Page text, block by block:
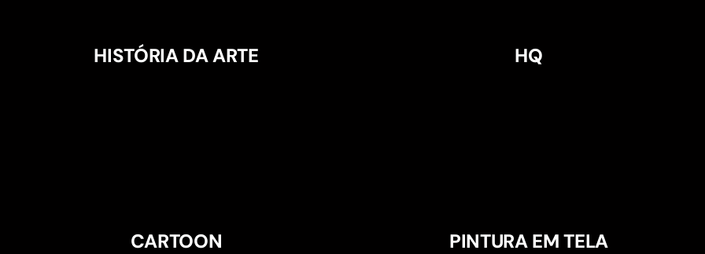
HISTÓRIA DA ARTE HQ
CARTOON PINTURA EM TELA